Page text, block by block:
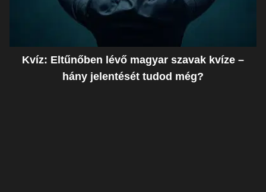
Kvíz: Eltűnőben lévő magyar szavak kvíze –
hány jelentését tudod még?